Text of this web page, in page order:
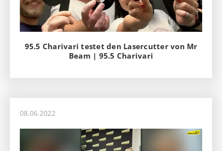
95.5 Charivari testet den Lasercutter von Mr
Beam | 95.5 Charivari
08.06.2022